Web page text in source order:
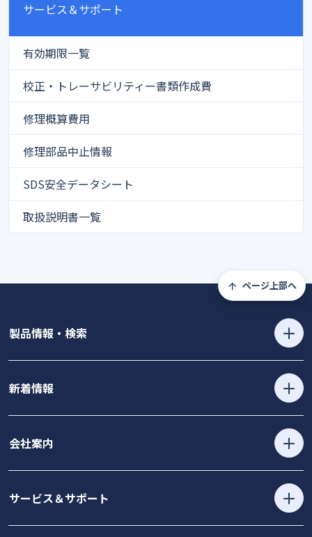
サービス＆サポート
有効期限一覧
校正・トレーサビリティー書類作成費
修理概算費用
修理部品中止情報
SDS安全データシート
取扱説明書一覧
ページ上部へ
製品情報・検索
新着情報
会社案内
サービス＆サポート